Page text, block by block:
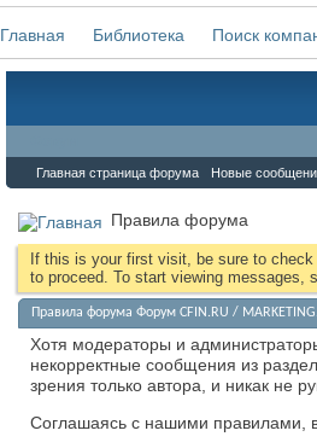
Главная Библиотека Поиск
Главная страница форума Новые
Правила форума
If this is your first visit, be sure to check
to proceed. To start viewing messages,
Правила форума Форум CFIN.RU /
Хотя модераторы и
некорректные сообщения из
зрения только автора, и никак не
Соглашаясь с нашими правилами,